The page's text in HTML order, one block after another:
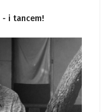
- i tancem!